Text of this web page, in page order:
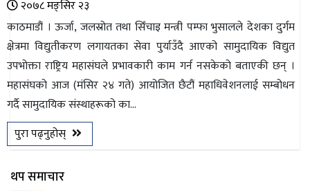
२०७८ मङ्सिर २३
काठमाडौं । ऊर्जा, जलस्रोत तथा सिँचाइ मन्त्री पम्फा भुसालले देशका दुर्गम
क्षेत्रमा विद्युतीकरण लगायतका सेवा पुर्याउँदै आएको सामुदायिक विद्युत
उपभोक्ता राष्ट्रिय महासंघले प्रभावकारी काम गर्न नसकेको बताएकी छन् ।
महासंघको आज (मंसिर २४ गते) आयोजित छैटौं महाधिवेशनलाई सम्बोधन
गर्दै सामुदायिक संस्थाहरूको का...
पुरा पढ्नुहोस्
थप समाचार